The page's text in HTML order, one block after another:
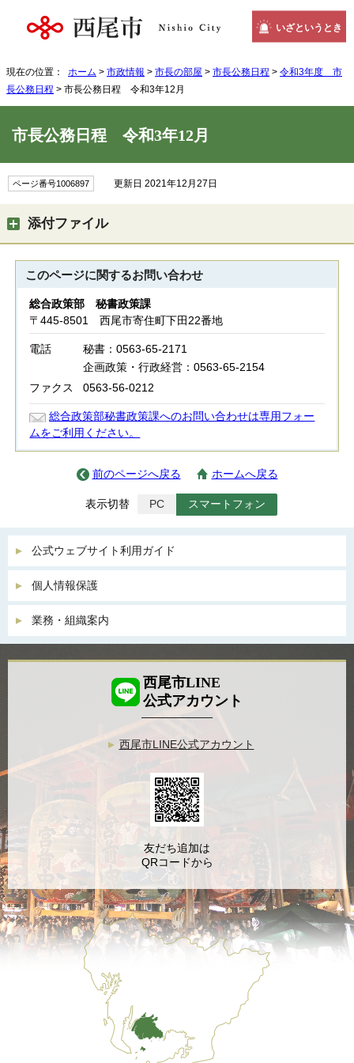
いざというとき
現在の位置： ホーム > 市政情報 > 市長の部屋 > 市長公務日程 > 令和3年度 市
長公務日程 > 市長公務日程 令和3年12月
市長公務日程 令和3年12月
ページ番号1006897 更新日 2021年12月27日
添付ファイル
このページに関するお問い合わせ
総合政策部 秘書政策課
〒445-8501 西尾市寄住町下田22番地
電話
秘書：0563-65-2171
企画政策・行政経営：0563-65-2154
ファクス
0563-56-0212
総合政策部秘書政策課へのお問い合わせは専用フォー
ムをご利用ください。
前のページへ戻る ホームへ戻る
表示切替 PC スマートフォン
公式ウェブサイト利用ガイド
個人情報保護
業務・組織案内
西尾市LINE
公式アカウント
西尾市LINE公式アカウント
友だち追加は
QRコードから